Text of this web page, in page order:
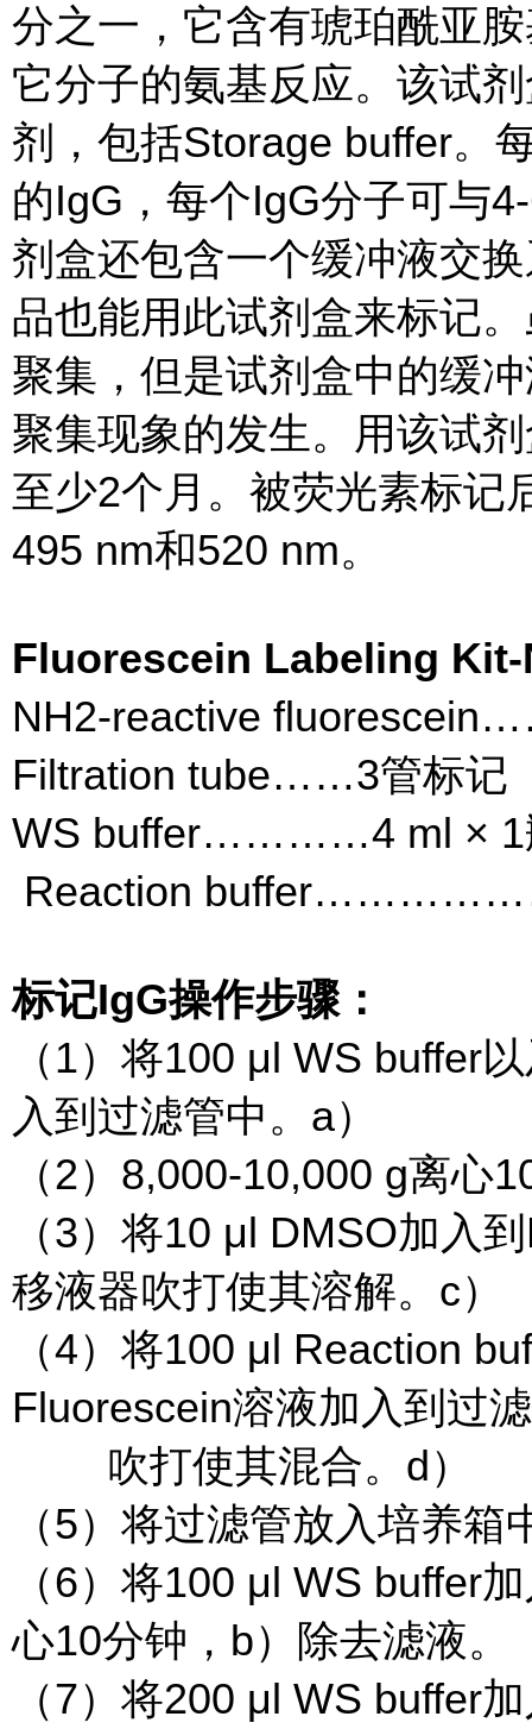
分之一，它含有琥珀酰亚
它分子的氨基反应。该试
剂，包括Storage buffer。
的IgG，每个IgG分子可与
剂盒还包含一个缓冲液交
品也能用此试剂盒来标记
聚集，但是试剂盒中的缓
聚集现象的发生。用该试
至少2个月。被荧光素标记
495 nm和520 nm。
Fluorescein Labeling Kit-
NH2-reactive
Filtration tube……3管标记
WS buffer…………4 ml × 1
Reaction
标记IgG操作步骤：
（1）将100 μl WS buffer
入到过滤管中。a）
（2）8,000-10,000 g离心
（3）将10 μl DMSO加入
移液器吹打使其溶解。c）
（4）将100 μl Reaction
Fluorescein溶液加入到过
吹打使其混合。d）
（5）将过滤管放入培养
（6）将100 μl WS buffer
心10分钟，b）除去滤液。
（7）将200 μl WS buffer